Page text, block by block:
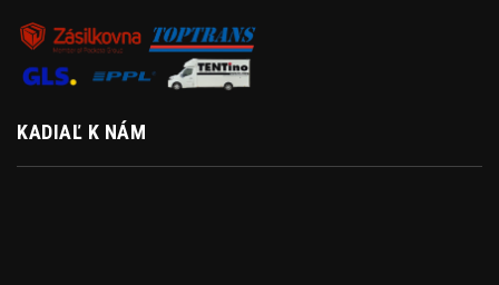
KADIAĽ K NÁM